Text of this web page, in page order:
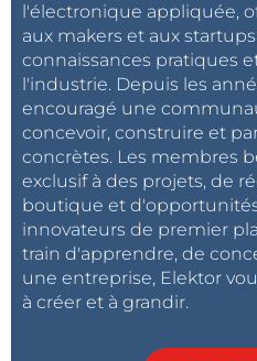
l'électronique appliquée,
aux makers et aux
connaissances pratiques
l'industrie. Depuis les
encouragé une
concevoir, construire et
concrètes. Les membres
exclusif à des projets, de
boutique et
innovateurs de premier
train d'apprendre, de
une entreprise, Elektor
à créer et à grandir.